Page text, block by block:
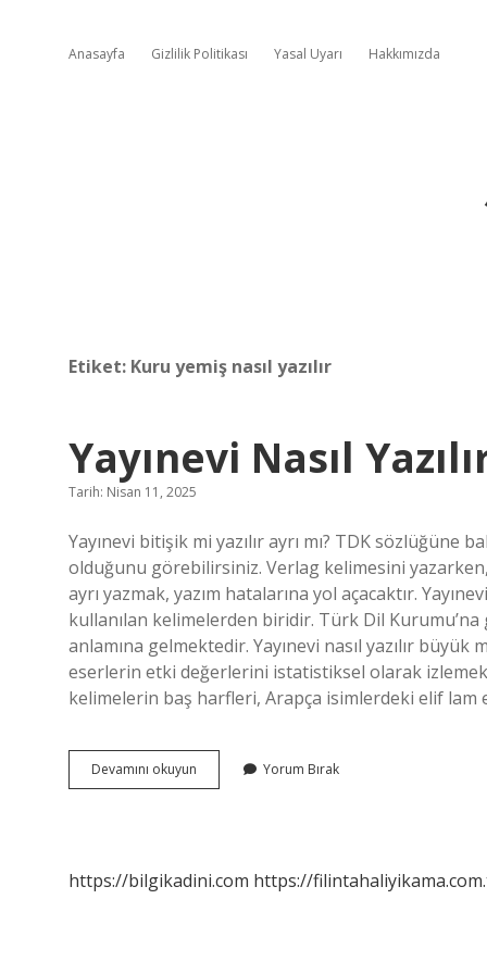
Anasayfa Gizlilik Politikası Yasal Uyarı Hakkımızda
Etiket: Kuru yemiş nasıl yazılır
Yayınevi Nasıl
Tarih: Nisan 11, 2025
Yayınevi bitişik mi yazılır ayrı mı? TDK sözlüğüne
olduğunu görebilirsiniz. Verlag kelimesini
ayrı yazmak, yazım hatalarına yol açacaktır.
kullanılan kelimelerden biridir. Türk Dil
anlamına gelmektedir. Yayınevi nasıl yazılır büyük
eserlerin etki değerlerini istatistiksel olarak
kelimelerin baş harfleri, Arapça isimlerdeki elif
Devamını okuyun Yayınevi
Nasıl
Yorum Bırak
https://bilgikadini.com https://